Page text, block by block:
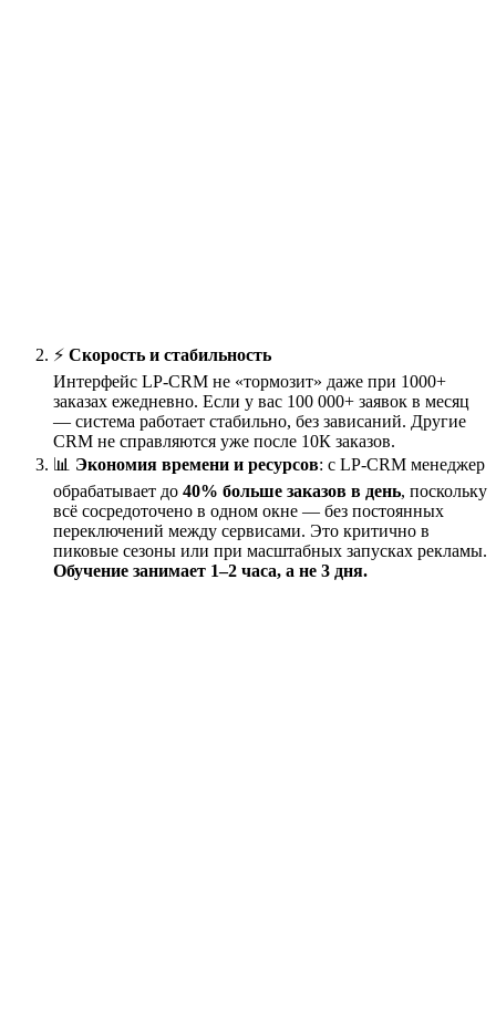
⚡️ Скорость и стабильность
Интерфейс LP-CRM не «тормозит» даже при 1000+
заказах ежедневно. Если у вас 100 000+ заявок в месяц
— система работает стабильно, без зависаний. Другие
CRM не справляются уже после 10К заказов.
📊 Экономия времени и ресурсов: с LP-CRM менеджер
обрабатывает до 40% больше заказов в день, поскольку
всё сосредоточено в одном окне — без постоянных
переключений между сервисами. Это критично в
пиковые сезоны или при масштабных запусках рекламы.
Обучение занимает 1–2 часа, а не 3 дня.